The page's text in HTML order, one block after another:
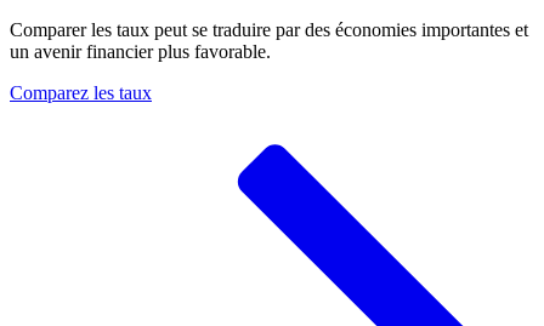
Comparer les taux peut se traduire par des économies importantes et
un avenir financier plus favorable.
Comparez les taux